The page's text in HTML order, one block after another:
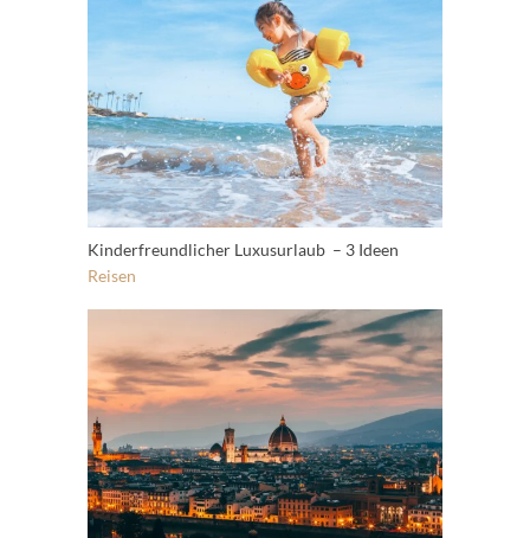
Kinderfreundlicher Luxusurlaub – 3 Ideen
Reisen